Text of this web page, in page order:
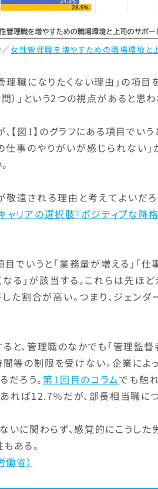
女性管理職を増やすための職場環境と
職になりたくない理由」の項目
）」という2つの視点があると思わ
【図1】のグラフにある項目でいう
仕事のやりがいが感じられない
遠される理由と考えてよいだ
リアの選択肢『ポジティブな降
目でいうと「業務量が増える」「
る」が該当する。これらは先ほ
た割合が高い。つまり、ジェンダ
と、管理職のなかでも「管理監
等の制限を受けない。企業によ
ろう。第1回目のコラムでも触
れば12.7％だが、部長相当職に
いに関わらず、感覚的にこうし
ある。
省）